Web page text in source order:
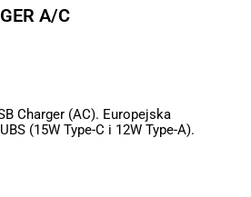
A/C
Charger (AC). Europejska
(15W Type-C i 12W Type-A).